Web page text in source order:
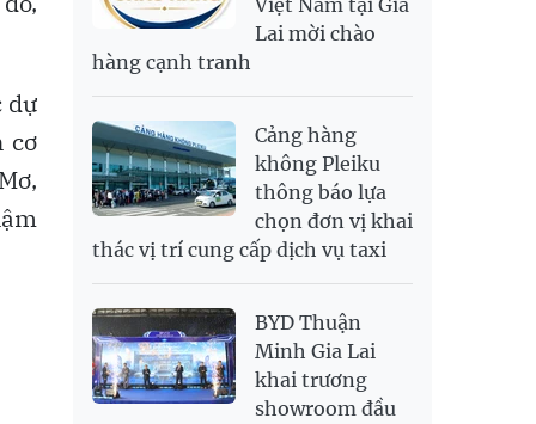
dự
cơ
SAR
6,945.42
7,244.36
2,702.79
2,817.41
SGD
USD
26,000 26,030 26,410
Việt Nam tại Gia
Lai mời chào
hàng cạnh tranh
Cảng hàng
không Pleiku
thông báo lựa
chọn đơn vị khai
thác vị trí cung cấp dịch vụ taxi
BYD Thuận
Minh Gia Lai
khai trương
showroom đầu